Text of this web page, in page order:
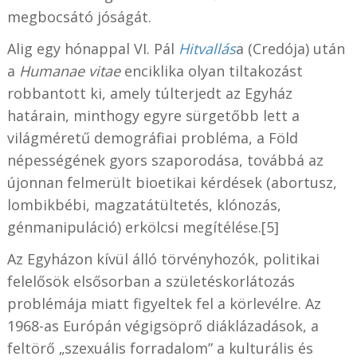
megbocsátó jóságát.
Alig egy hónappal VI. Pál Hitvallása (Credója) után
a Humanae vitaeenciklika olyan tiltakozást
robbantott ki, amely túlterjedt az Egyház
határain, minthogy egyre sürgetőbb lett a
világméretű demográfiai probléma, a Föld
népességének gyors szaporodása, továbbá az
újonnan felmerült bioetikai kérdések (abortusz,
lombikbébi, magzatátültetés, klónozás,
génmanipuláció) erkölcsi megítélése.[5]
Az Egyházon kívül álló törvényhozók, politikai
felelősök elsősorban a születéskorlátozás
problémája miatt figyeltek fel a körlevélre. Az
1968-as Európán végigsöprő diáklázadások, a
feltörő „szexuális forradalom” a kulturális és